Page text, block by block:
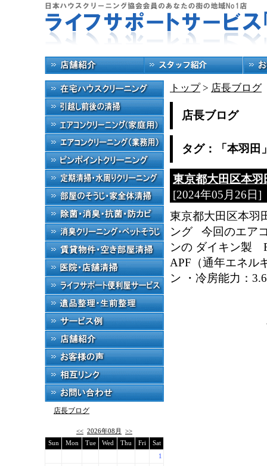
店長ブログ
<< 2026年08月
>>
Sun
Mon Tue Wed Thu Fri
Sat
1
トップ> 店長ブログ
店長ブログ
タグ：「本羽田
東京都大田区本
[2024年05月26日]
東京都大田区本
ング 今回のエア
ンの ダイキン製
APF（通年エネル
ン ・冷房能力：